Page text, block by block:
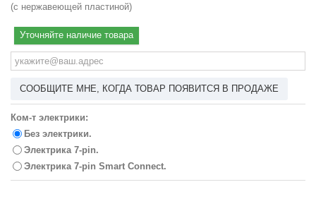
(с нержавеющей пластиной)
Уточняйте наличие товара
СООБЩИТЕ МНЕ, КОГДА ТОВАР ПОЯВИТСЯ В ПРОДАЖЕ
Ком-т электрики:
Без электрики.
Электрика 7-pin.
Электрика 7-pin Smart Connect.